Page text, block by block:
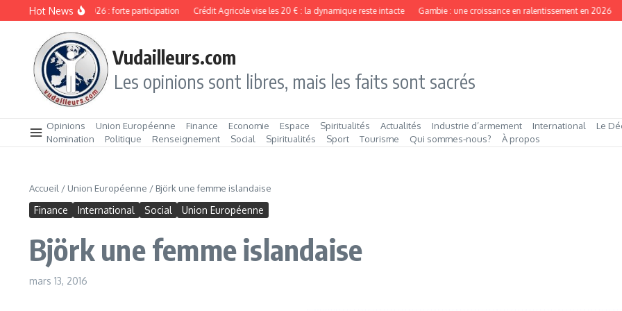
Aller au contenu
Hot News
de capital 2026 : forte participation Crédit Agricole vise les 20 € : la dynamique reste intacte Gambie : une croissance en ralentissement en 2026
Vudailleurs.com
Les opinions sont libres, mais les faits sont sacrés
Opinions Union Européenne Finance Economie Espace Spiritualités Actualités Industrie d’armement International
Le
Nomination
Politique Renseignement Social Spiritualités Sport Tourisme Qui sommes‑nous? À propos
Accueil / Union Européenne / Björk une femme islandaise
Finance International Social Union Européenne
Björk une femme islandaise
mars 13, 2016